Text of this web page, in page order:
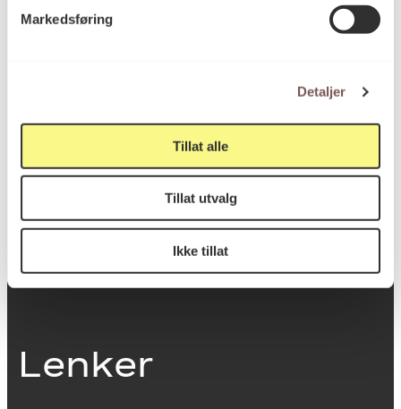
Markedsføring
Detaljer
Tillat alle
Tillat utvalg
Ikke tillat
0251 Oslo
Viktig info
Utbetaling og fakturering
Om opphavsrett
Dokumentasjonsskjema
Last ned logo
Lenker